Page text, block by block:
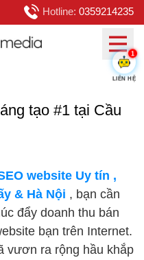
Hotline: 0359214235
tạo #1 tại Cầu
website Uy tín ,
& Hà Nội , bạn cần
đẩy doanh thu bán
bạn trên Internet.
vươn ra rộng hầu khắp
1
LIÊN HỆ